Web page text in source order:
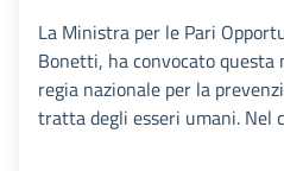
La Ministra per le Pari
Bonetti, ha convocato questa
regia nazionale per la
tratta degli esseri umani. Nel